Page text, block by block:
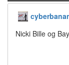
Nicki Bille og